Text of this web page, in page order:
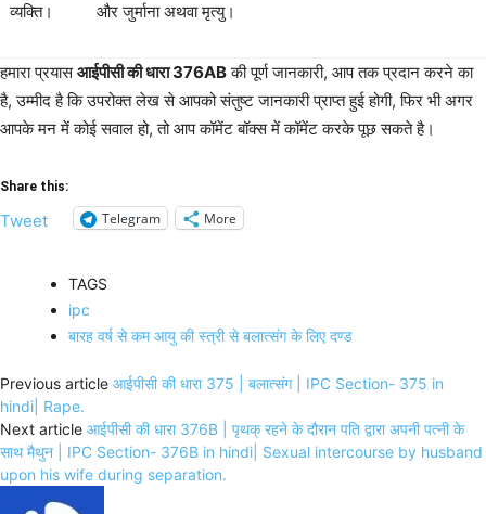
व्यक्ति।
और जुर्माना अथवा मृत्यु।
हमारा प्रयासआईपीसी की धारा 376ABकी पूर्ण जानकारी, आप तक प्रदान करने का
है, उम्मीद है कि उपरोक्त लेख से आपको संतुष्ट जानकारी प्राप्त हुई होगी, फिर भी अगर
आपके मन में कोई सवाल हो, तो आप कॉमेंट बॉक्स में कॉमेंट करके पूछ सकते है।
Share this:
Tweet Telegram More
TAGS
ipc
बारह वर्ष से कम आयु की स्त्री से बलात्संग के लिए दण्ड
Previous article आईपीसी की धारा 375 | बलात्संग | IPC Section- 375 in
hindi| Rape.
Next article आईपीसी की धारा 376B | पृथक् रहने के दौरान पति द्वारा अपनी पत्नी के
साथ मैथुन | IPC Section- 376B in hindi| Sexual intercourse by husband
upon his wife during separation.